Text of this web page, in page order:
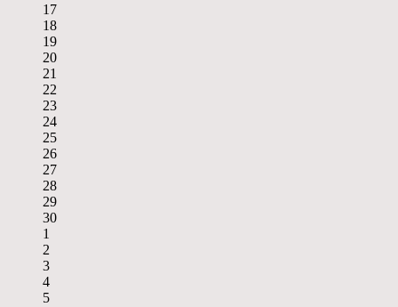
17
18
19
20
21
22
23
24
25
26
27
28
29
30
1
2
3
4
5